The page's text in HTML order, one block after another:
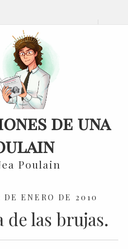
de una
Poulain
ENERO DE 2010
de las brujas.